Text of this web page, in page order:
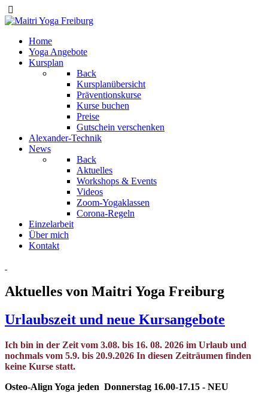
Home
Yoga Angebote
Kursplan
Back
Kursplanübersicht
Präventionskurse
Kurse buchen
Preise
Gutschein verschenken
Alexander-Technik
News
Back
Aktuelles
Workshops & Events
Videos
Zoom-Yogaklassen
Corona-Regeln
Einzelarbeit
Über mich
Kontakt
Aktuelles von Maitri Yoga Freiburg
Urlaubszeit und neue Kursangebote
Ich bin in der Zeit vom 3.08. bis 16. 08. 2026 im Urlaub und
nochmals vom 5.9. bis 20.9.2026 In diesen Zeiträumen finden
keine Kurse statt.
Osteo-Align Yoga jeden Donnerstag 16.00-17.15 - NEU